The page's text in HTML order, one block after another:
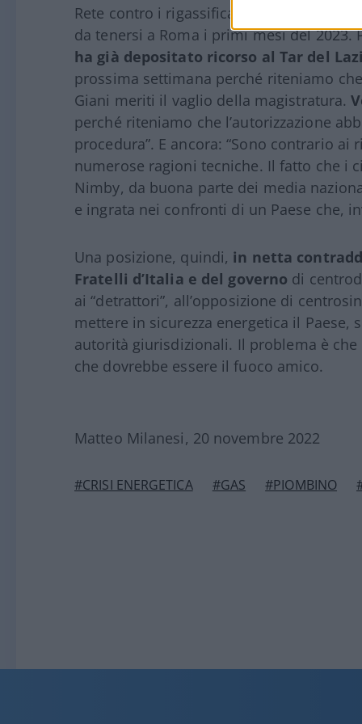
Rete contro i rigassificatori e depositi
da tenersi a Roma i primi mesi del
ha già depositato ricorso al Tar del
prossima settimana perché riteniamo
Giani meriti il vaglio della magistratura.
perché riteniamo che l’autorizzazione
procedura”. E ancora: “Sono contrario
numerose ragioni tecniche. Il fatto che i
Nimby, da buona parte dei media
e ingrata nei confronti di un Paese che,
Una posizione, quindi, in netta
Fratelli d’Italia e del governo di
ai “detrattori”, all’opposizione di
mettere in sicurezza energetica il
autorità giurisdizionali. Il problema è
che dovrebbe essere il fuoco amico.
Matteo Milanesi, 20 novembre 2022
#CRISI ENERGETICA #GAS #PIOMBINO